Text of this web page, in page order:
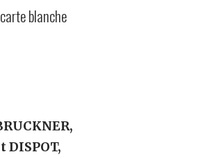
blanche
DISPOT,